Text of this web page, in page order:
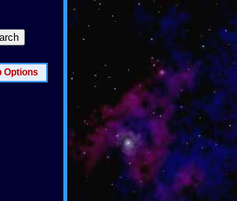
Options